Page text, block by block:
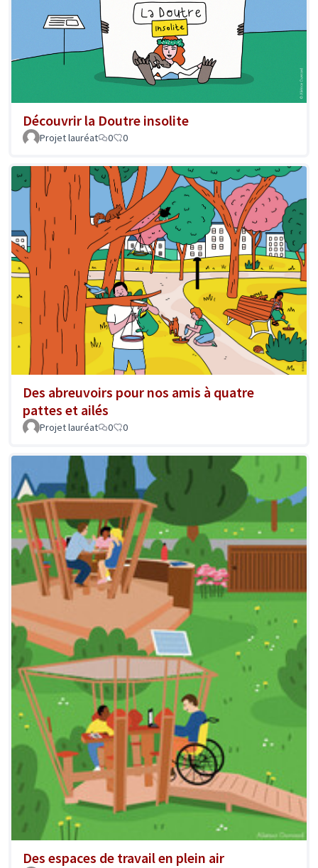
Découvrir la Doutre insolite
Projet lauréat 0 0
Des abreuvoirs pour nos amis à quatre
pattes et ailés
Projet lauréat 0 0
Des espaces de travail en plein air